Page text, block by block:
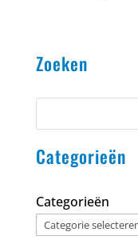
Zoeken
Categorieën
Categorieën